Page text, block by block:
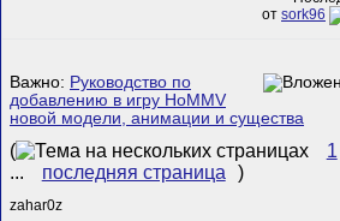
от sork96
Важно: Руководство по
добавлению в игру HoMMV
новой модели, анимации и существа
( 1
...
последняя страница )
zahar0z